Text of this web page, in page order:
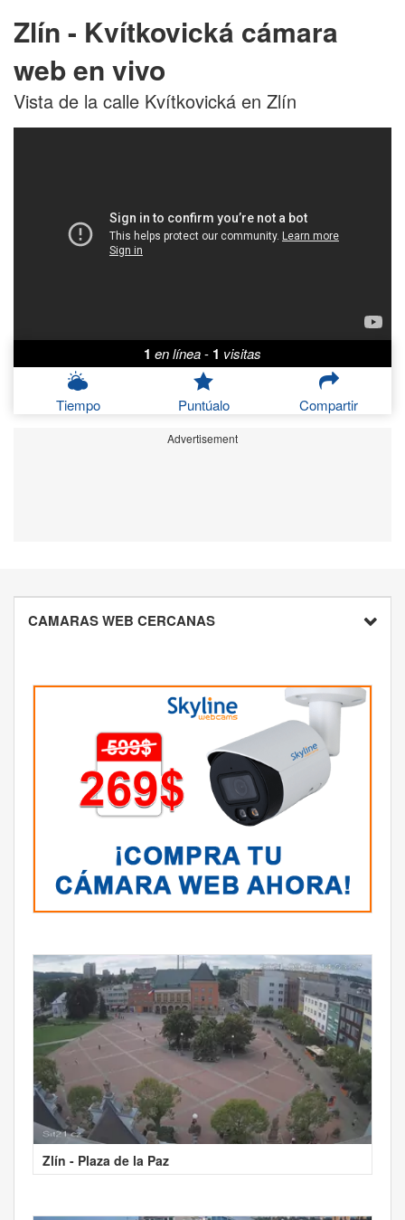
Zlín - Kvítkovická cámara
web en vivo
Vista de la calle Kvítkovická en Zlín
1 en línea- 1 visitas
Tiempo Puntúalo Compartir
Advertisement
CAMARAS WEB CERCANAS
Zlín - Plaza de la Paz